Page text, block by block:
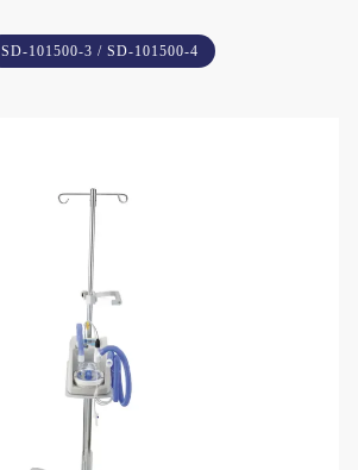
SD-101500-3 / SD-101500-4